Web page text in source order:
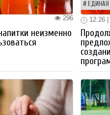
296
неизменно
ЕДИНАЯ
12:26 |